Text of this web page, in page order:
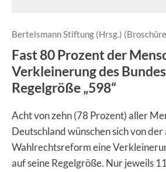
Bertelsmann Stiftung (Hrsg.)
Fast 80 Prozent der
Verkleinerung des
Regelgröße „598“
Acht von zehn (78 Prozent) aller
Deutschland wünschen sich von
Wahlrechtsreform eine
auf seine Regelgröße. Nur jeweils